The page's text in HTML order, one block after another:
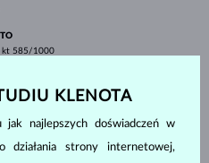
kt 585/1000
naturalne
5 mm
ct
KLENOTA
jak najlepszych doświadczeń w
działania strony internetowej,